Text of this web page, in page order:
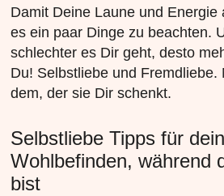
Damit Deine Laune und Energie
es ein paar Dinge zu beachten.
schlechter es Dir geht, desto
Du! Selbstliebe und Fremdliebe.
dem, der sie Dir schenkt.
Selbstliebe Tipps für dein
Wohlbefinden, während
bist